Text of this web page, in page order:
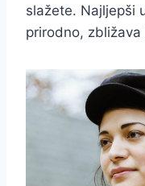
slažete. Najljepši
prirodno,